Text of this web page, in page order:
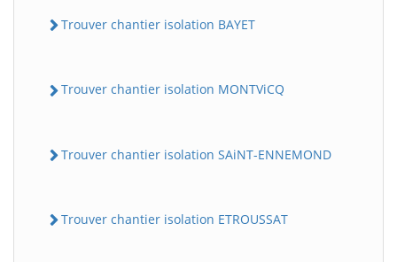
Trouver chantier isolation BAYET
Trouver chantier isolation MONTViCQ
Trouver chantier isolation SAiNT-ENNEMOND
Trouver chantier isolation ETROUSSAT
B Assistant en ligne